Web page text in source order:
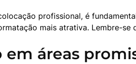
profissional, é
mais atrativa. Lembre-
áreas